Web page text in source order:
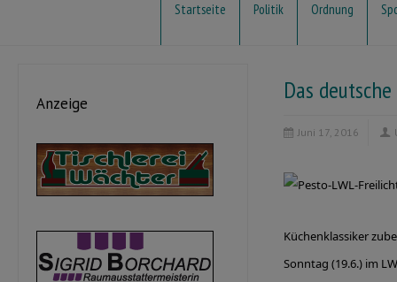
Startseite Politik Ordnung
Das
Juni 17, 2016
Küchenklassiker
Sonntag (19.6.) im
Anzeige